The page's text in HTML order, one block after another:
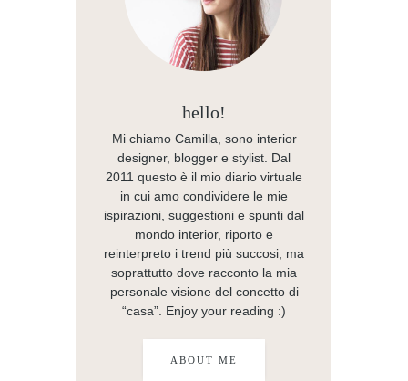
hello!
Mi chiamo Camilla, sono interior
designer, blogger e stylist. Dal
2011 questo è il mio diario virtuale
in cui amo condividere le mie
ispirazioni, suggestioni e spunti dal
mondo interior, riporto e
reinterpreto i trend più succosi, ma
soprattutto dove racconto la mia
personale visione del concetto di
“casa”. Enjoy your reading :)
ABOUT ME